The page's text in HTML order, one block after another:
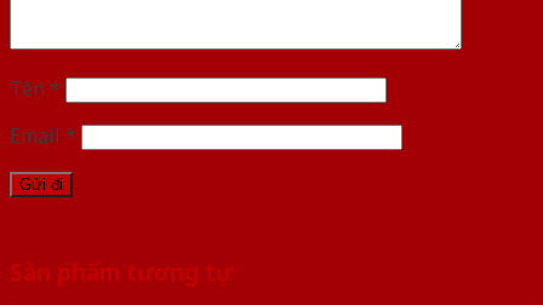
Tên *
Email *
Sản phẩm tương tự